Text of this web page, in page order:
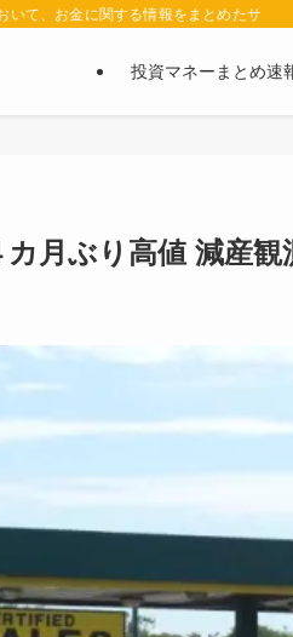
て、お金に関する情報をまとめたサイ
投資マネーまとめ速
カ月ぶり高値 減産